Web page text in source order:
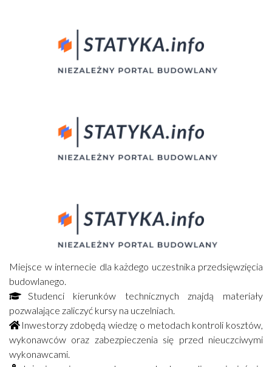
Miejsce w internecie dla każdego uczestnika przedsięwzięcia
budowlanego.
Studenci kierunków technicznych znajdą materiały
pozwalające zaliczyć kursy na uczelniach.
Inwestorzy zdobędą wiedzę o metodach kontroli kosztów,
wykonawców oraz zabezpieczenia się przed nieuczciwymi
wykonawcami.